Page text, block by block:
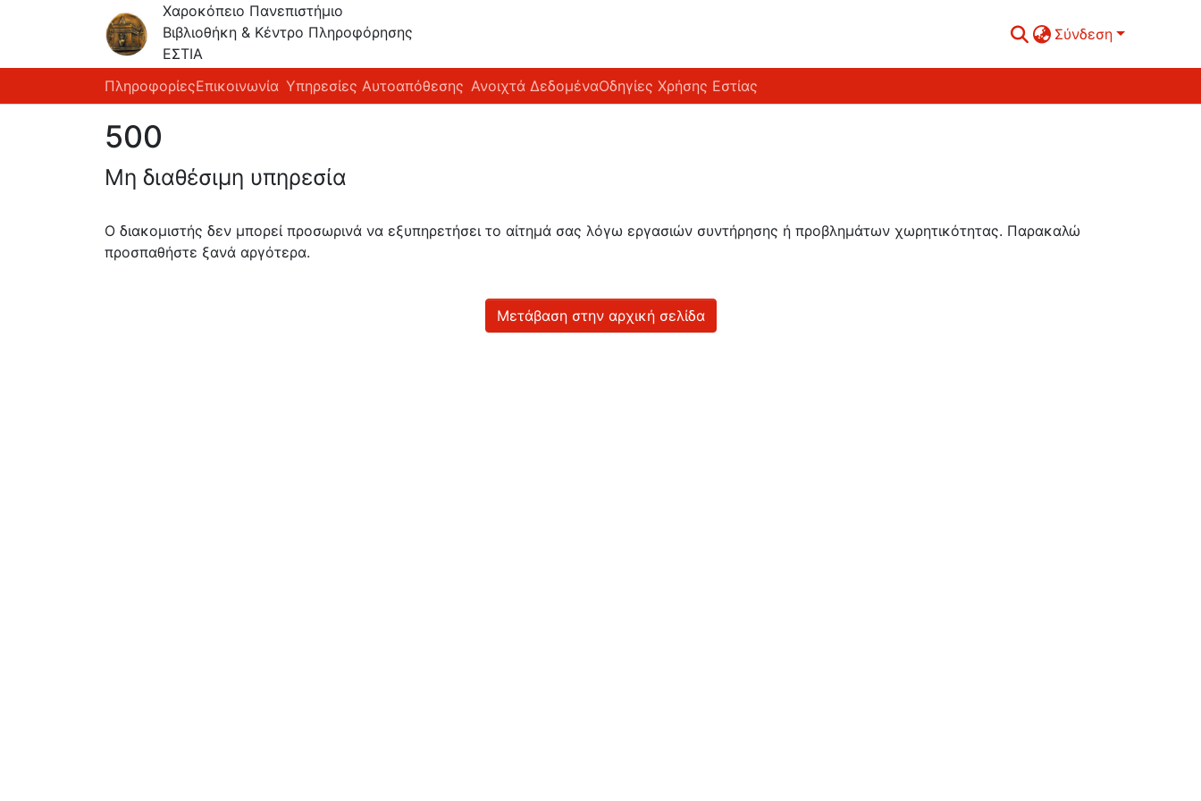
Χαροκόπειο Πανεπιστήμιο
Βιβλιοθήκη & Κέντρο Πληροφόρησης
ΕΣΤΙΑ
Σύνδεση
ΠληροφορίεςΕπικοινωνία Υπηρεσίες Αυτοαπόθεσης Ανοιχτά ΔεδομέναΟδηγίες Χρήσης Εστίας
500
Μη διαθέσιμη υπηρεσία
Ο διακομιστής δεν μπορεί προσωρινά να εξυπηρετήσει το αίτημά σας λόγω εργασιών συντήρησης ή προβλημάτων χωρητικότητας. Παρακαλώ
προσπαθήστε ξανά αργότερα.
Μετάβαση στην αρχική σελίδα